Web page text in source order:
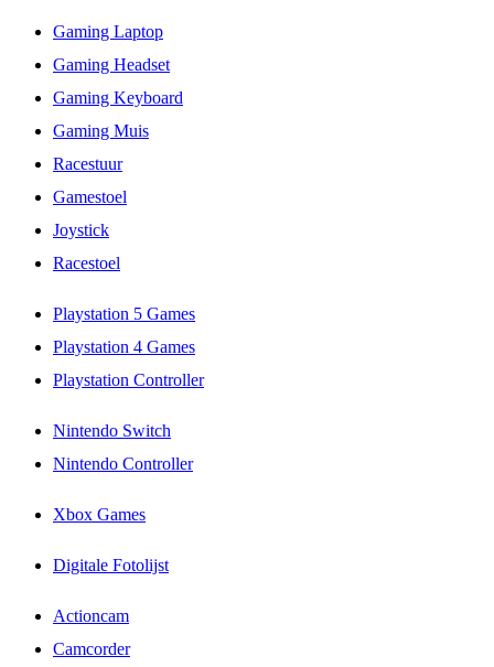
Gaming Laptop
Gaming Headset
Gaming Keyboard
Gaming Muis
Racestuur
Gamestoel
Joystick
Racestoel
Playstation 5 Games
Playstation 4 Games
Playstation Controller
Nintendo Switch
Nintendo Controller
Xbox Games
Digitale Fotolijst
Actioncam
Camcorder